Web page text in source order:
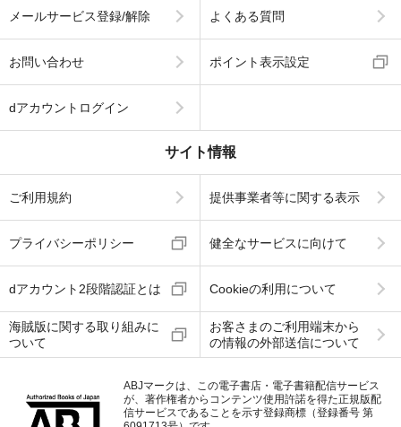
メールサービス登録/解除 よくある質問
お問い合わせ ポイント表示設定
dアカウントログイン
サイト情報
ご利用規約 提供事業者等に関する表示
プライバシーポリシー 健全なサービスに向けて
dアカウント2段階認証とは Cookieの利用について
海賊版に関する取り組みに
ついて
お客さまのご利用端末から
の情報の外部送信について
ABJマークは、この電子書店・電子書籍配信サービス
が、著作権者からコンテンツ使用許諾を得た正規版配
信サービスであることを示す登録商標（登録番号 第